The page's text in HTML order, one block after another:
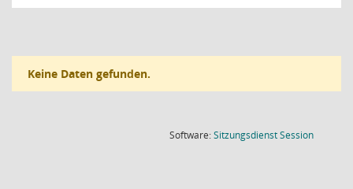
Keine Daten gefunden.
Software:SitzungsdienstSession(Wird in